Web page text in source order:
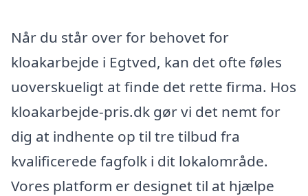
Når du står over for behovet for
kloakarbejde i Egtved, kan det ofte føles
uoverskueligt at finde det rette firma. Hos
kloakarbejde-pris.dk gør vi det nemt for
dig at indhente op til tre tilbud fra
kvalificerede fagfolk i dit lokalområde.
Vores platform er designet til at hjælpe